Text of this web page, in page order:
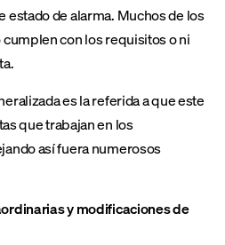
estado de alarma. Muchos de los
con los requisitos o ni
es la referida a que este
que trabajan en los
así fuera numerosos
y modificaciones de